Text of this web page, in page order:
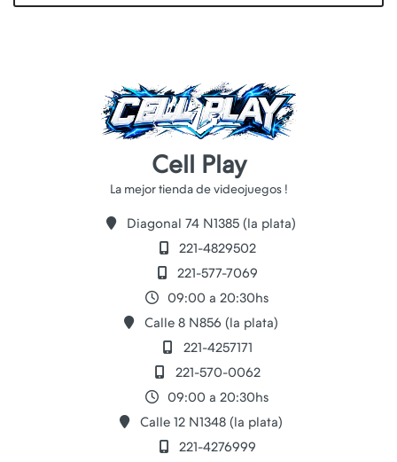
Cell Play
Diagonal 74 N1385 (la plata)
221-4829502
221-577-7069
09:00 a 20:30hs
Calle 8 N856 (la plata)
221-4257171
221-570-0062
09:00 a 20:30hs
Calle 12 N1348 (la plata)
221-4276999